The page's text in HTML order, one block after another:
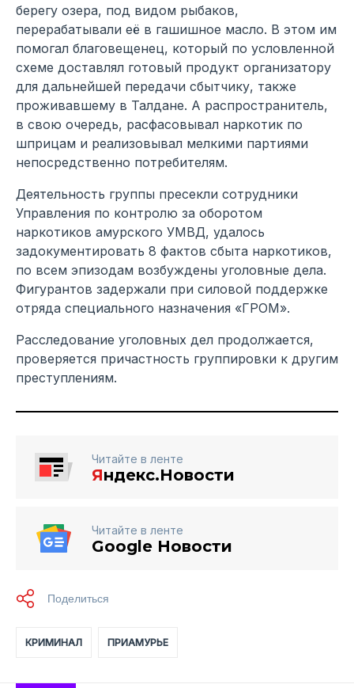
берегу озера, под видом рыбаков,
перерабатывали её в гашишное масло. В этом им
помогал благовещенец, который по условленной
схеме доставлял готовый продукт организатору
для дальнейшей передачи сбытчику, также
проживавшему в Талдане. А распространитель,
в свою очередь, расфасовывал наркотик по
шприцам и реализовывал мелкими партиями
непосредственно потребителям.
Деятельность группы пресекли сотрудники
Управления по контролю за оборотом
наркотиков амурского УМВД, удалось
задокументировать 8 фактов сбыта наркотиков,
по всем эпизодам возбуждены уголовные дела.
Фигурантов задержали при силовой поддержке
отряда специального назначения «ГРОМ».
Расследование уголовных дел продолжается,
проверяется причастность группировки к другим
преступлениям.
Читайте в ленте
Яндекс.Новости
Читайте в ленте
Google Новости
КРИМИНАЛ ПРИАМУРЬЕ